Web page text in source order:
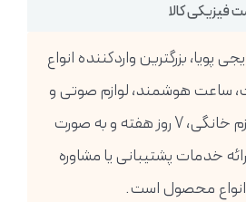
فیزیکی کالا
پویا، بزرگترین واردکننده انواع
ساعت هوشمند، لوازم صوتی و
تصویری و انواع لوازم خانگی، 7 روز هفته و به صورت
خدمات پشتیبانی یا مشاوره
محصول است.